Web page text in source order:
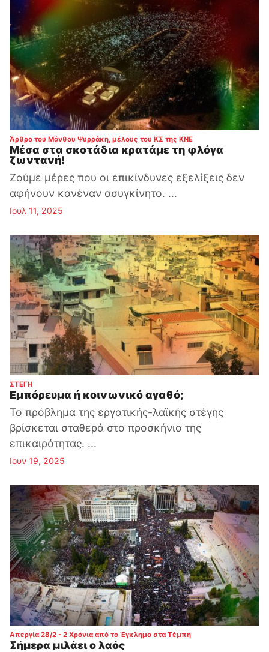
Άρθρο του Μάνθου Ψυρράκη, μέλους του ΚΣ της ΚΝΕ:
Μέσα στα σκοτάδια κρατάμε τη φλόγα
ζωντανή!
Ζούμε μέρες που οι επικίνδυνες εξελίξεις δεν
αφήνουν κανέναν ασυγκίνητο. ...
Ιουλ 11, 2025
ΣΤΕΓΗ
Εμπόρευμα ή κοινωνικό αγαθό;
Το πρόβλημα της εργατικής-λαϊκής στέγης
βρίσκεται σταθερά στο προσκήνιο της
επικαιρότητας. ...
Ιουν 19, 2025
Απεργία 28/2 - 2 Χρόνια από το Έγκλημα στα Τέμπη:
Σήμερα μιλάει ο λαός